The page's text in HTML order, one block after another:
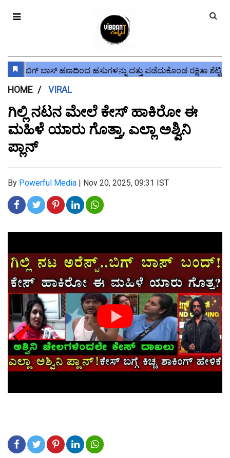
HOME VIRAL
ಗಿಲ್ಲಿ ನಟನ ಮೇಲೆ ಕೇಸ್ ಹಾಕಿರೋ ಈ
ಮಹಿಳೆ ಯಾರು ಗೊತ್ತಾ, ಎಲ್ಲಾ ಅಶ್ವಿನಿ
ಪ್ಲಾನ್
By Powerful Media | Nov 20, 2025, 09:31 IST